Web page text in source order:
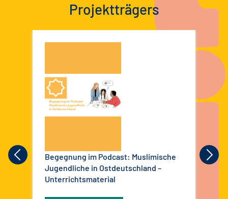
Projektträgers
Begegnung im Podcast: Muslimische
Jugendliche in Ostdeutschland –
Unterrichtsmaterial